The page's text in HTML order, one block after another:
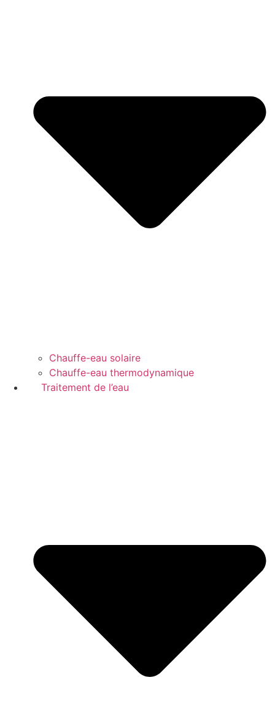
Chauffe-eau solaire
Chauffe-eau thermodynamique
Traitement de l’eau